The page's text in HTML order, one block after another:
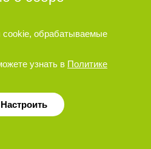
ЗАКАЗАТЬ ЗВОНОК
Молдавская, дом 5,
строение 2
НА РАССЫЛКУ
КОНФИДЕНЦИАЛЬНОСТИ
обрабатываемые
узнать в Политике
Настроить